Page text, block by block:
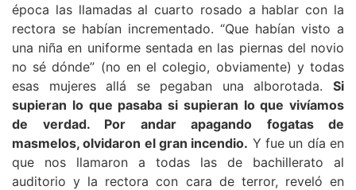
época las llamadas al cuarto rosado a hablar con la
rectora se habían incrementado. “Que habían visto a
una niña en uniforme sentada en las piernas del novio
no sé dónde” (no en el colegio, obviamente) y todas
esas mujeres allá se pegaban una alborotada. Si
supieran lo que pasaba si supieran lo que vivíamos
de verdad. Por andar apagando fogatas de
masmelos, olvidaron el gran incendio. Y fue un día en
que nos llamaron a todas las de bachillerato al
auditorio y la rectora con cara de terror, reveló en